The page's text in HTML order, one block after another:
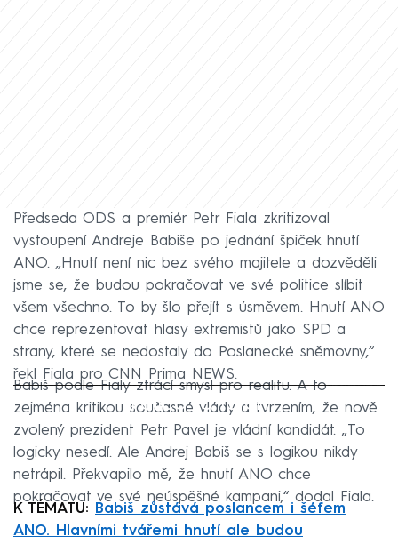
Předseda ODS a premiér Petr Fiala zkritizoval
vystoupení Andreje Babiše po jednání špiček hnutí
ANO. „Hnutí není nic bez svého majitele a dozvěděli
jsme se, že budou pokračovat ve své politice slíbit
všem všechno. To by šlo přejít s úsměvem. Hnutí ANO
chce reprezentovat hlasy extremistů jako SPD a
strany, které se nedostaly do Poslanecké sněmovny,“
řekl Fiala pro CNN Prima NEWS.
Failed to fetch
Babiš podle Fialy ztrácí smysl pro realitu. A to
zejména kritikou současné vlády a tvrzením, že nově
zvolený prezident Petr Pavel je vládní kandidát. „To
logicky nesedí. Ale Andrej Babiš se s logikou nikdy
netrápil. Překvapilo mě, že hnutí ANO chce
pokračovat ve své neúspěšné kampani,“ dodal Fiala.
K TÉMATU:
Babiš zůstává poslancem i šéfem
ANO. Hlavními tvářemi hnutí ale budou